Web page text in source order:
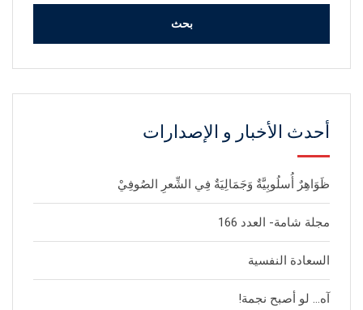
أحدث الأخبار و الإصدارات
ظَوَاهِرٌ أُسلُوبِيَّةٌ وَجَمَالِيَةٌ فِي الشِّعرِ الصُوفِيْ
مجلة شامة- العدد 166
السعادة النفسية
آه… لو أصبح نجمة!